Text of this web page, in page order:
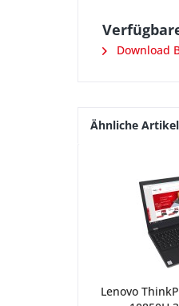
Download
Ähnliche Artikel
Lenovo